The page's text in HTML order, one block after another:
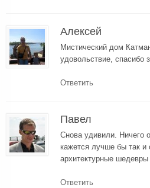
Алексей
Мистический дом
удовольствие, спасибо
Ответить
Павел
Снова удивили. Ничего
кажется лучше бы так и
архитектурные
Ответить